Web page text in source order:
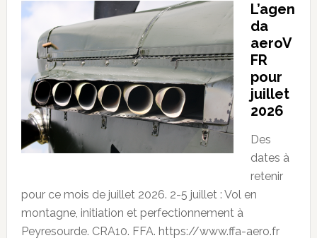
L’agen
da
aeroV
FR
pour
juillet
2026
Des
dates à
retenir
pour ce mois de juillet 2026. 2-5 juillet : Vol en
montagne, initiation et perfectionnement à
Peyresourde. CRA10. FFA. https://www.ffa-aero.fr